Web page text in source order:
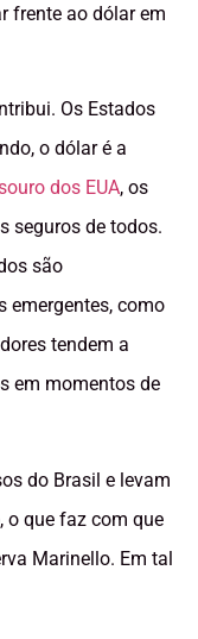
frente ao dólar em
Os Estados
o dólar é a
dos EUA, os
seguros de todos.
são
emergentes, como
tendem a
em momentos de
do Brasil e levam
o que faz com que
Marinello. Em tal